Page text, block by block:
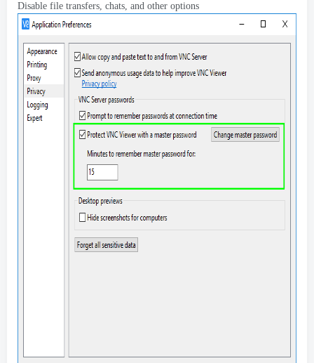
Disable file transfers, chats, and other options